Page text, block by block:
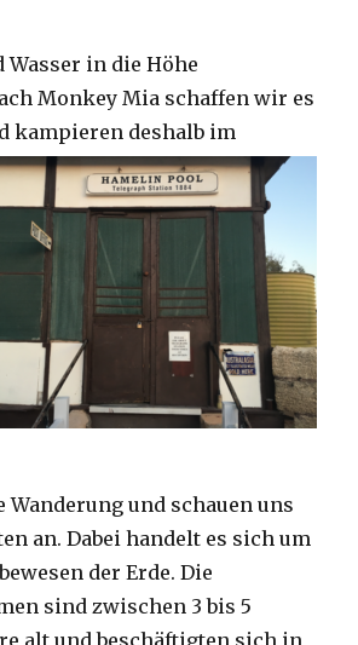
in die Höhe
Monkey Mia schaffen wir es
kampieren deshalb im
und schauen uns
an. Dabei handelt es sich um
der Erde. Die
sind zwischen 3 bis 5
alt und beschäftigten sich in